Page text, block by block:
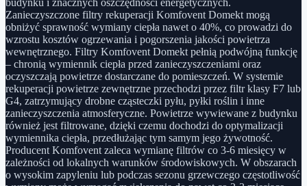
Zanieczyszczone filtry rekuperacji Komfovent Domekt mogą
obniżyć sprawność wymiany ciepła nawet o 40%, co prowadzi do
wzrostu kosztów ogrzewania i pogorszenia jakości powietrza
wewnętrznego. Filtry Komfovent Domekt pełnią podwójną funkcję
– chronią wymiennik ciepła przed zanieczyszczeniami oraz
oczyszczają powietrze dostarczane do pomieszczeń. W systemie
rekuperacji powietrze zewnętrzne przechodzi przez filtr klasy F7 lub
G4, zatrzymujący drobne cząsteczki pyłu, pyłki roślin i inne
zanieczyszczenia atmosferyczne. Powietrze wywiewane z budynku
również jest filtrowane, dzięki czemu dochodzi do optymalizacji
wymiennika ciepła, przedłużając tym samym jego żywotność.
Producent Komfovent zaleca wymianę filtrów co 3-6 miesięcy w
zależności od lokalnych warunków środowiskowych. W obszarach
o wysokim zapyleniu lub podczas sezonu grzewczego częstotliwość